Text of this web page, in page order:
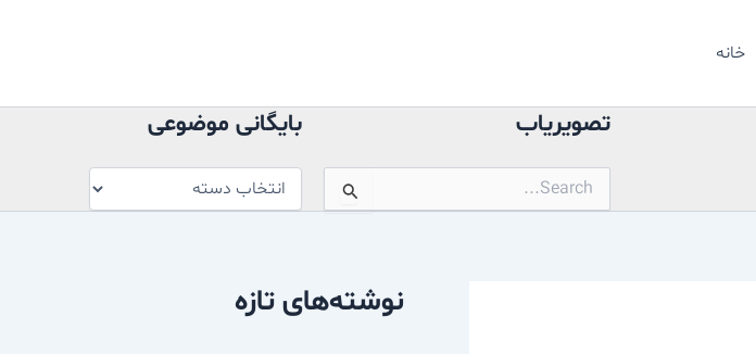
خانه
تصویریاب
جستجو
برای:
بایگانی موضوعی
نوشته‌های تازه